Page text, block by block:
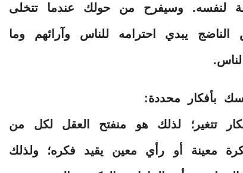
لنفسه. وسيفرح من حولك عندما تتخلى
يبدي احترامه للناس وآرائهم وما
بأفكار محددة:
تتغير؛ لذلك هو منفتح العقل لكل من
معينة أو رأي معين يقيد فكره؛ ولذلك